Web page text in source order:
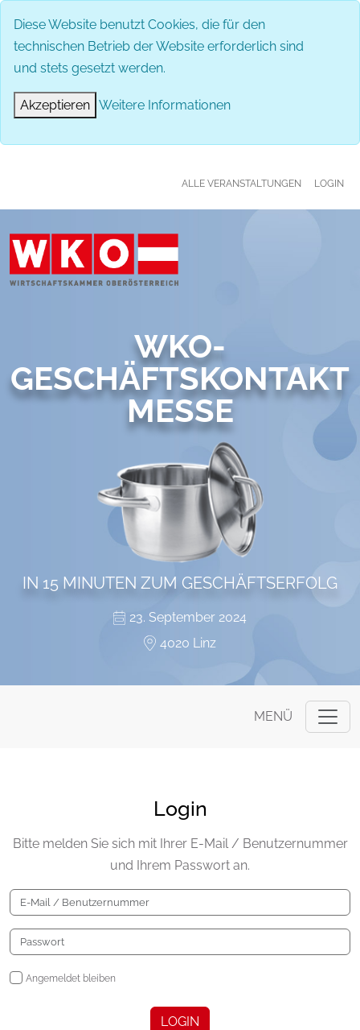
Diese Website benutzt Cookies, die für den
technischen Betrieb der Website erforderlich sind
und stets gesetzt werden.
Akzeptieren Weitere Informationen
ALLE VERANSTALTUNGEN LOGIN
WKO-
GESCHÄFTSKONTAKT
MESSE
IN 15 MINUTEN ZUM GESCHÄFTSERFOLG
23. September 2024
4020 Linz
MENÜ
MENÜ
Login
Bitte melden Sie sich mit Ihrer E-Mail / Benutzernummer
und Ihrem Passwort an.
Angemeldet bleiben
LOGIN